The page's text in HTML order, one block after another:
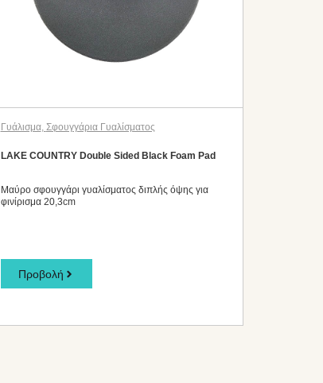
Γυάλισμα, Σφουγγάρια Γυαλίσματος
LAKE COUNTRY Double Sided Black Foam Pad
Μαύρο σφουγγάρι γυαλίσματος διπλής όψης για
φινίρισμα 20,3cm
Προβολή